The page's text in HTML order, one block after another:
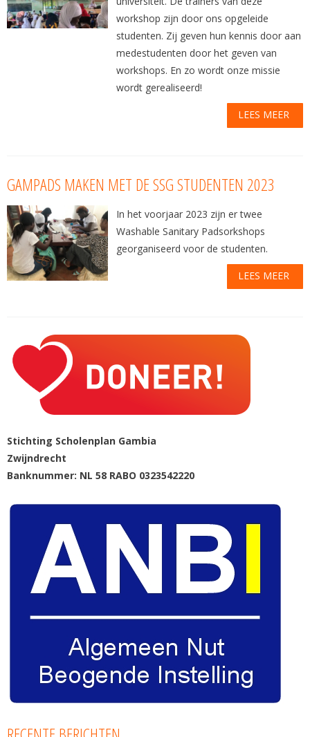
workshop zijn door ons opgeleide
studenten. Zij geven hun kennis door aan
medestudenten door het geven van
workshops. En zo wordt onze missie
wordt gerealiseerd!
LEES MEER
GAMPADS MAKEN MET DE SSG STUDENTEN 2023
In het voorjaar 2023 zijn er twee
Washable Sanitary Padsorkshops
georganiseerd voor de studenten.
LEES MEER
Stichting Scholenplan Gambia
Zwijndrecht
Banknummer: NL 58 RABO 0323542220